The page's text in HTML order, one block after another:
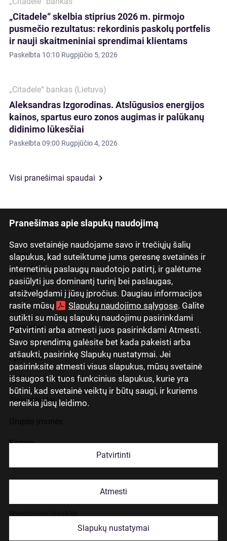
Pranešimas apie slapukų naudojimą
Savo svetainėje naudojame savo ir trečiųjų šalių
slapukus, kad suteiktume jums geresnę svetainės ir
internetinių paslaugų naudotojo patirtį, ir galėtume
pasiūlyti jus dominantį turinį bei paslaugas,
atsižvelgdami į jūsų įpročius. Daugiau informacijos
rasite mūsų
Slapukų naudojimo sąlygose. Galite
sutikti su mūsų slapukų naudojimu pasirinkdami
Patvirtinti arba atmesti juos pasirinkdami Atmesti.
Savo sprendimą galėsite bet kada pakeisti arba
atšaukti, pasirinkę Slapukų nustatymai. Jei
pasirinksite atmesti visus slapukus, mūsų svetainė
išsaugos tik tuos funkcinius slapukus, kurie yra
būtini, kad svetainė veiktų ir būtų saugi, ir kuriems
nereikia jūsų leidimo.
Patvirtinti
Atmesti
Slapukų nustatymai
„Citadele“ skelbia stiprius 2026 m. pirmojo
pusmečio rezultatus: rekordinis paskolų portfelis
ir nauji skaitmeniniai sprendimai klientams
Paskelbta 10:10 Rugpjūčio 5, 2026
„Citadele“ bankas (Lietuva)
Aleksandras Izgorodinas. Atslūgusios energijos
kainos, spartus euro zonos augimas ir palūkanų
didinimo lūkesčiai
Paskelbta 09:00 Rugpjūčio 4, 2026
Visi pranešimai spaudai
Latviski
Русский
English
Eesti
Lietuviškai
Apie mus
Ryšiai su investuotojais
Žiniasklaidai
Karjera
© 2026 Citadele Group